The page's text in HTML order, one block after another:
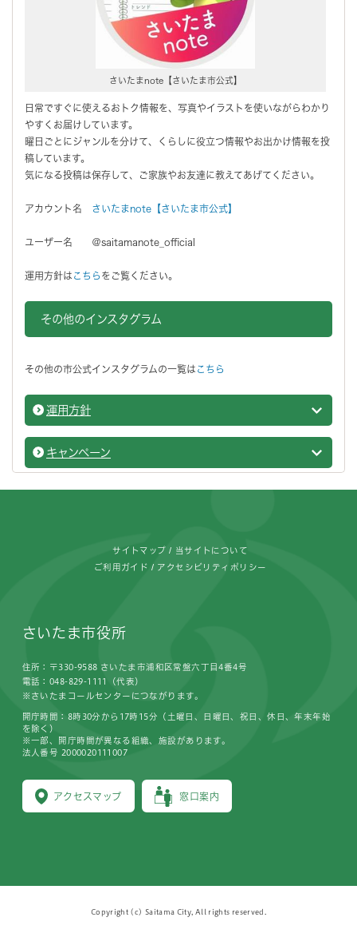
さいたまnote【さいたま市公式】
日常ですぐに使えるおトク情報を、写真やイラストを使いながらわかり
やすくお届けしています。
曜日ごとにジャンルを分けて、くらしに役立つ情報やお出かけ情報を投
稿しています。
気になる投稿は保存して、ご家族やお友達に教えてあげてください。
アカウント名 さいたまnote【さいたま市公式】
ユーザー名 ＠saitamanote_official
運用方針は こちら をご覧ください。
その他のインスタグラム
その他の市公式インスタグラムの一覧は こちら
運用方針
SNSの
キャンペーン
SNSの
サイトマップ 当サイトについて
ご利用ガイド アクセシビリティポリシー
さいたま市役所
住所：〒330-9588 さいたま市浦和区常盤六丁目4番4号
電話：048-829-1111（代表）
※さいたまコールセンターにつながります。
アクセスマップ 窓口案内
開庁時間：8時30分から17時15分（土曜日、日曜日、祝日、休日、年末年始
を除く）
※一部、開庁時間が異なる組織、施設があります。
法人番号 2000020111007
Copyright (c) Saitama City, All rights reserved.